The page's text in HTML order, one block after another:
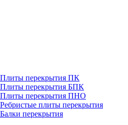
Плиты перекрытия ПК
Плиты перекрытия БПК
Плиты перекрытия ПНО
Ребристые плиты перекрытия
Балки перекрытия